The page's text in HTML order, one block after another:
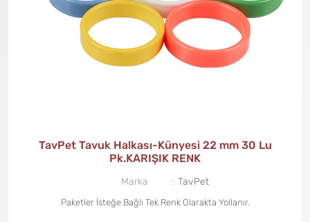
TavPet Tavuk Halkası-Künyesi 22 mm 30 Lu
Pk.KARIŞIK RENK
Marka TavPet
Paketler İsteğe Bağlı Tek Renk Olarakta Yollanır.